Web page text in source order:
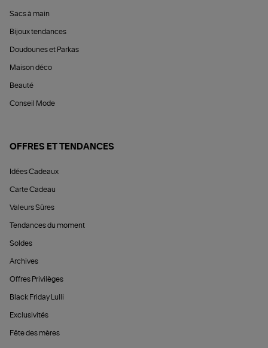
Sacs à main
Bijoux tendances
Doudounes et Parkas
Maison déco
Beauté
Conseil Mode
OFFRES ET TENDANCES
Idées Cadeaux
Carte Cadeau
Valeurs Sûres
Tendances du moment
Soldes
Archives
Offres Privilèges
Black Friday Lulli
Exclusivités
Fête des mères